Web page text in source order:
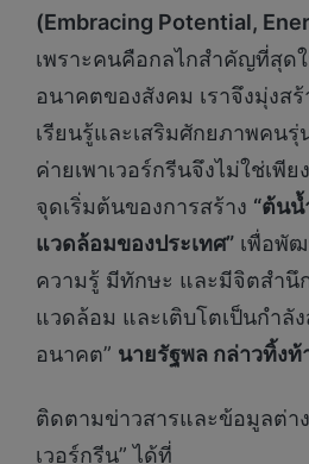
(Embracing Potential,
เพราะคนคือกลไกสำคัญที่สุด
อนาคตของสังคม เราจึงมุ่งส
เรียนรู้และเสริมศักยภาพคนรุ่
ค่ายเพาเวอร์กรีนจึงไม่ใช่เพี
จุดเริ่มต้นของการสร้าง “ต้น
แวดล้อมของประเทศ” เพื่อพั
ความรู้ มีทักษะ และมีจิตสำนึ
แวดล้อม และเติบโตเป็นกำลั
อนาคต” นายรัฐพล กล่าวทิ้งท้
ติดตามข่าวสารและข้อมูลต่าง
เวอร์กรีน” ได้ที่